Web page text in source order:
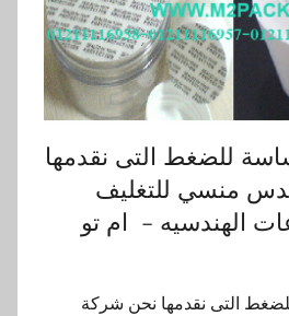
للضغط التى نقدمها
منسي للتغليف
الهندسيه – ام تو
التى نقدمها نحن شركة